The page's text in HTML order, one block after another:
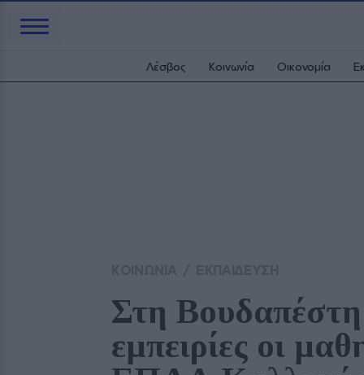
Λέσβος Κοινωνία Οικονομία
Στη
εμπειρίες οι